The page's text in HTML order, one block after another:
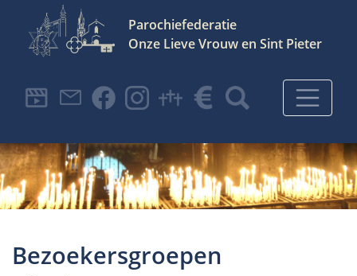
Hoofdnavigatie
Parochiefederatie
Onze Lieve Vrouw en Sint Pieter
Bezoekersgroepen